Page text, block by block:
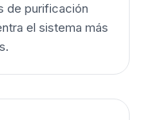
de purificación
el sistema más